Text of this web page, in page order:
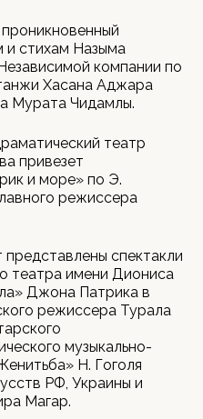
и стихам Назыма
компании по
Хасана Аджара
Мурата Чидамлы.
театр
привезет
и море» по Э.
режиссера
спектакли
театра имени Диониса
Джона Патрика в
режиссера Турала
музыкально-
Н. Гоголя
РФ, Украины и
Магар.